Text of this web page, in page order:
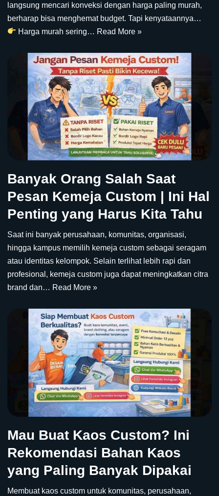
langsung mencari konveksi dengan harga paling murah,
berharap bisa menghemat budget. Tapi kenyataannya…
Harga murah sering… Read More »
Banyak Orang Salah Saat
Pesan Kemeja Custom | Ini Hal
Penting yang Harus Kita Tahu
Saat ini banyak perusahaan, komunitas, organisasi,
hingga kampus memilih kemeja custom sebagai seragam
atau identitas kelompok. Selain terlihat lebih rapi dan
profesional, kemeja custom juga dapat meningkatkan citra
brand dan… Read More »
Mau Buat Kaos Custom? Ini
Rekomendasi Bahan Kaos
yang Paling Banyak Dipakai
Membuat kaos custom untuk komunitas, perusahaan,